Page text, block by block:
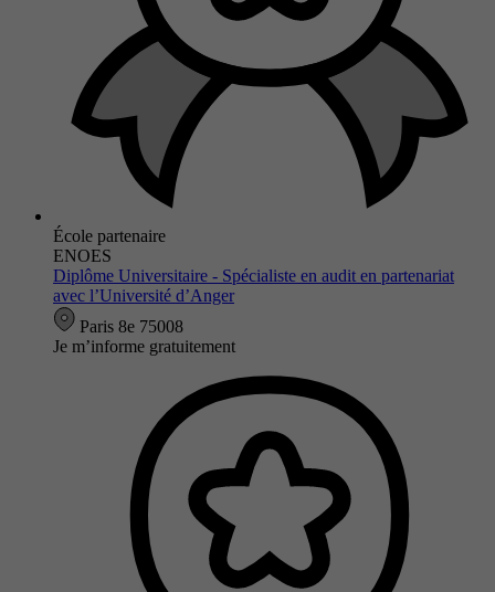
École partenaire
ENOES
Diplôme Universitaire - Spécialiste en audit en partenariat
avec l’Université d’Anger
Paris 8e 75008
Je m’informe gratuitement